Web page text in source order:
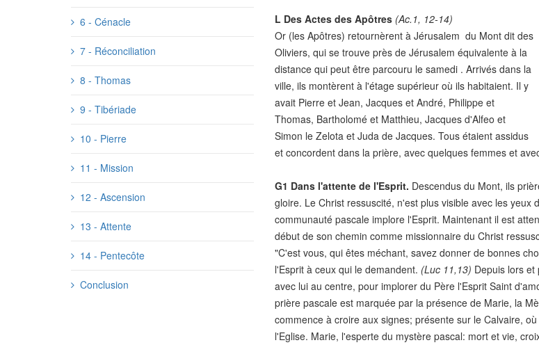
6 - Cénacle
7 - Réconciliation
8 - Thomas
9 - Tibériade
10 - Pierre
11 - Mission
12 - Ascension
13 - Attente
14 - Pentecôte
Conclusion
L Des Actes des Apôtres (Ac.1, 12-14)
Or (les Apôtres) retournèrent à Jérusalem du Mont dit des
Oliviers, qui se trouve près de Jérusalem équivalente à la
distance qui peut être parcouru le samedi . Arrivés dans la
ville, ils montèrent à l'étage supérieur où ils habitaient. Il y
avait Pierre et Jean, Jacques et André, Philippe et
Thomas, Bartholomé et Matthieu, Jacques d'Alfeo et
Simon le Zelota et Juda de Jacques. Tous étaient assidus
et concordent dans la prière, avec quelques femmes et
G1 Dans l'attente de l'Esprit. Descendus du Mont, ils
gloire. Le Christ ressuscité, n'est plus visible avec les
communauté pascale implore l'Esprit. Maintenant il est
début de son chemin comme missionnaire du Christ
"C'est vous, qui êtes méchant, savez donner de bonnes
l'Esprit à ceux qui le demandent. (Luc 11,13) Depuis lors
avec lui au centre, pour implorer du Père l'Esprit Saint
prière pascale est marquée par la présence de Marie, la
commence à croire aux signes; présente sur le Calvaire,
l'Eglise. Marie, l'esperte du mystère pascal: mort et vie,